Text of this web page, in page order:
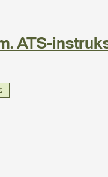
ATS-